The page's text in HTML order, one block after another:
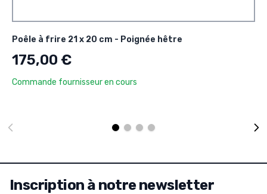
Poêle à frire 21 x 20 cm - Poignée hêtre
175,00 €
Commande fournisseur en cours
Inscription à notre newsletter